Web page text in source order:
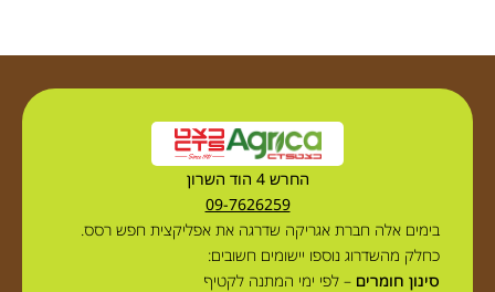
החרש 4 הוד השרון
09-7626259
בימים אלה חברת אגריקה שדרגה את אפליקצית חפש רסס.
כחלק מהשדרוג נוספו יישומים חשובים:
סינון חומרים – לפי ימי המתנה לקטיף